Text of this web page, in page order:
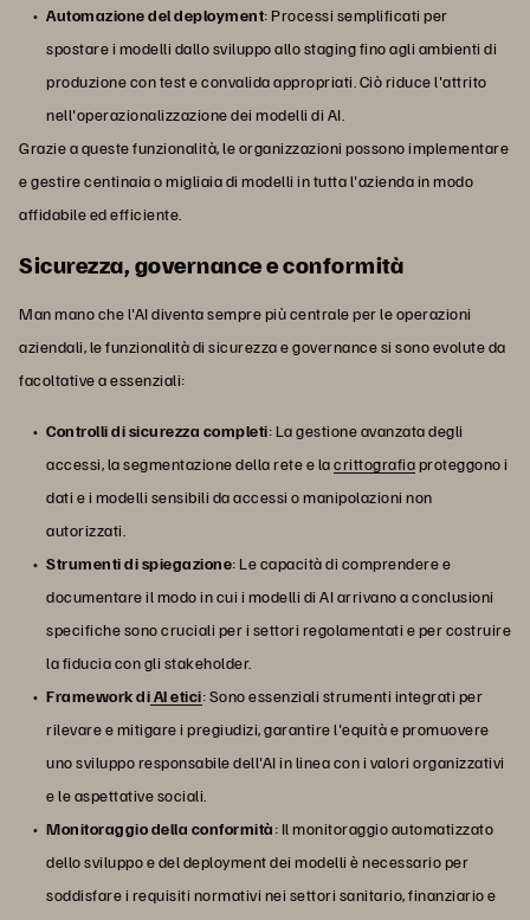
Automazione del deployment: Processi semplificati per
spostare i modelli dallo sviluppo allo staging fino agli ambienti di
produzione con test e convalida appropriati. Ciò riduce l'attrito
nell'operazionalizzazione dei modelli di AI.
Grazie a queste funzionalità, le organizzazioni possono implementare
e gestire centinaia o migliaia di modelli in tutta l'azienda in modo
affidabile ed efficiente.
Sicurezza, governance e conformità
Man mano che l'AI diventa sempre più centrale per le operazioni
aziendali, le funzionalità di sicurezza e governance si sono evolute da
facoltative a essenziali:
Controlli di sicurezza completi: La gestione avanzata degli
accessi, la segmentazione della rete e lacrittografiaproteggono i
dati e i modelli sensibili da accessi o manipolazioni non
autorizzati.
Strumenti di spiegazione: Le capacità di comprendere e
documentare il modo in cui i modelli di AI arrivano a conclusioni
specifiche sono cruciali per i settori regolamentati e per costruire
la fiducia con gli stakeholder.
Framework diAI etici: Sono essenziali strumenti integrati per
rilevare e mitigare i pregiudizi, garantire l'equità e promuovere
uno sviluppo responsabile dell'AI in linea con i valori organizzativi
e le aspettative sociali.
Monitoraggio della conformità: Il monitoraggio automatizzato
dello sviluppo e del deployment dei modelli è necessario per
soddisfare i requisiti normativi nei settori sanitario, finanziario e